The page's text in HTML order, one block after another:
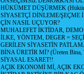
HÜKÜMET DÜŞÜRMEK
SİYASETÇİ DİNLEME/ŞEÇME
ÇİN NASIL UÇUYOR?
MUHALEFET İKTİDAR,
İLKE, YÖNTEM, DEGER =
GERİLEN SİYASETİN
BİNA ÜRETİR Mİ? (Üreten Bina,
SİYASAL ESARET!!
AÇIK EKONOMİ Mİ, AÇIK